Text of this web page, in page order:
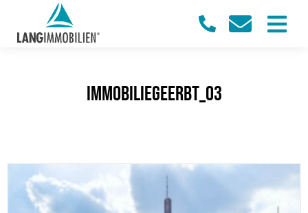
ImmobilieGeerbt_03